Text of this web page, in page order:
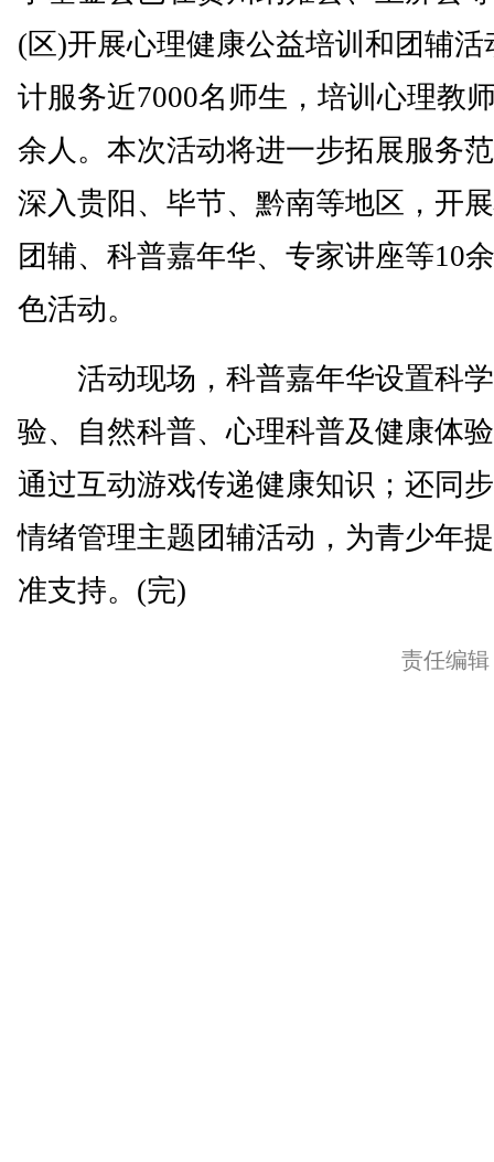
(区)开展心理健康公益培训和团辅活
计服务近7000名师生，培训心理教
余人。本次活动将进一步拓展服务
深入贵阳、毕节、黔南等地区，开
团辅、科普嘉年华、专家讲座等10
色活动。
活动现场，科普嘉年华设置科
验、自然科普、心理科普及健康体
通过互动游戏传递健康知识；还同
情绪管理主题团辅活动，为青少年
准支持。(完)
责任编